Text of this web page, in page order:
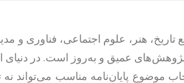
هنر، علوم اجتماعی، فناوری و
پژوهش‌های عمیق و به‌روز است. در
موضوع پایان‌نامه مناسب می‌تواند